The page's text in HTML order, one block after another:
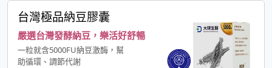
台灣極品納豆膠囊
嚴選台灣發酵納豆，樂活好舒暢
一粒就含5000FU納豆激酶，幫
助循環、調節代謝